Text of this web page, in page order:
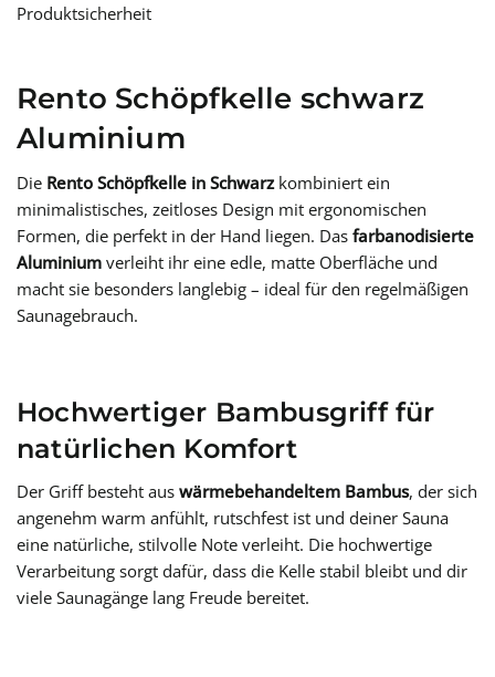
Produktsicherheit
Rento Schöpfkelle schwarz
Aluminium
Die Rento Schöpfkelle in Schwarzkombiniert ein
minimalistisches, zeitloses Design mit ergonomischen
Formen, die perfekt in der Hand liegen. Das farbanodisierte
Aluminium verleiht ihr eine edle, matte Oberfläche und
macht sie besonders langlebig – ideal für den regelmäßigen
Saunagebrauch.
Hochwertiger Bambusgriff für
natürlichen Komfort
Der Griff besteht aus wärmebehandeltem Bambus, der sich
angenehm warm anfühlt, rutschfest ist und deiner Sauna
eine natürliche, stilvolle Note verleiht. Die hochwertige
Verarbeitung sorgt dafür, dass die Kelle stabil bleibt und dir
viele Saunagänge lang Freude bereitet.